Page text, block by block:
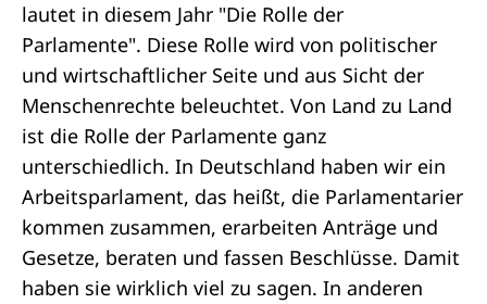
lautet in diesem Jahr "Die Rolle der
Parlamente". Diese Rolle wird von politischer
und wirtschaftlicher Seite und aus Sicht der
Menschenrechte beleuchtet. Von Land zu Land
ist die Rolle der Parlamente ganz
unterschiedlich. In Deutschland haben wir ein
Arbeitsparlament, das heißt, die Parlamentarier
kommen zusammen, erarbeiten Anträge und
Gesetze, beraten und fassen Beschlüsse. Damit
haben sie wirklich viel zu sagen. In anderen